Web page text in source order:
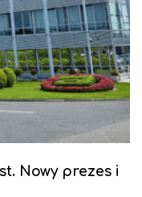
Nowy prezes i